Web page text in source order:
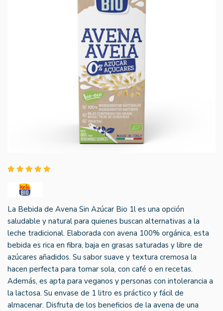
La Bebida de Avena Sin Azúcar Bio 1l es una opción
saludable y natural para quienes buscan alternativas a la
leche tradicional. Elaborada con avena 100% orgánica, esta
bebida es rica en fibra, baja en grasas saturadas y libre de
azúcares añadidos. Su sabor suave y textura cremosa la
hacen perfecta para tomar sola, con café o en recetas.
Además, es apta para veganos y personas con intolerancia a
la lactosa. Su envase de 1 litro es práctico y fácil de
almacenar. Disfruta de los beneficios de la avena de una